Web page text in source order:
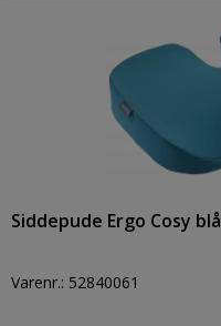
Siddepude Ergo Cosy blå
Varenr.: 52840061